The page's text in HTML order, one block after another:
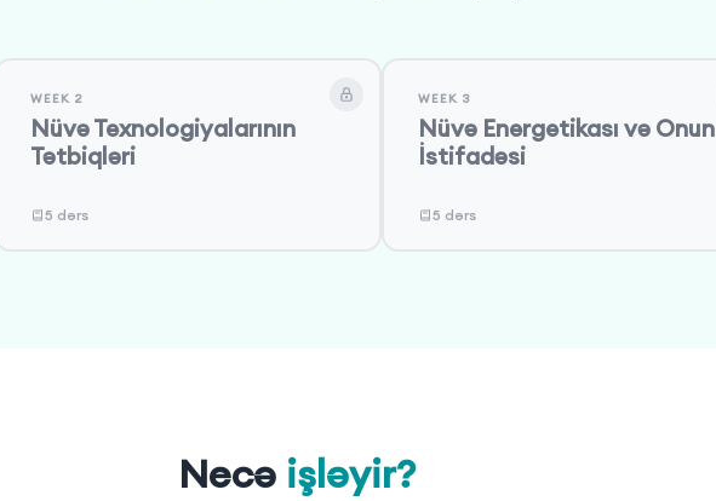
WEEK 2
Nüvə Texnologiyalarının
Tətbiqləri
5 dərs
WEEK 3
Nüvə Energetikası və Onun
İstifadəsi
5 dərs
Necə işləyir?